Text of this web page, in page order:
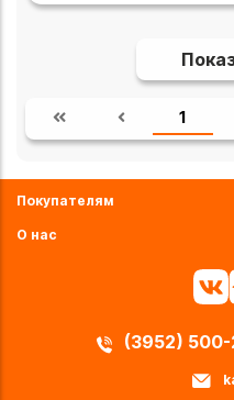
1
Покупателям
О нас
(3952)